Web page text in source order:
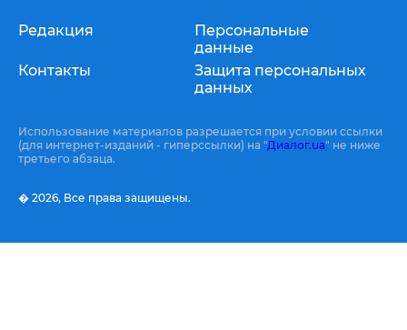
Редакция
Контакты
Персональные
данные
Защита персональных
данных
Использование материалов разрешается при условии ссылки
(для интернет-изданий - гиперссылки) на "Диалог.ua" не ниже
третьего абзаца.
� 2026, Все права защищены.